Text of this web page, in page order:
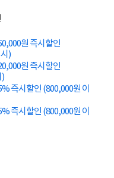
원 즉시할인
)
원 즉시할인
)
즉시할인 (800,000원 이
즉시할인 (800,000원 이